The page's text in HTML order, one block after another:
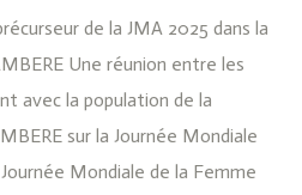
de la JMA 2025 dans la
Une réunion entre les
avec la population de la
sur la Journée Mondiale
Mondiale de la Femme